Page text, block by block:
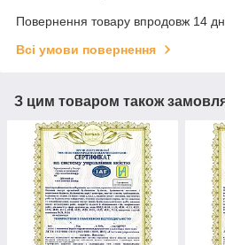
Повернення товару впродовж 14
Всі умови повернення
З цим товаром також